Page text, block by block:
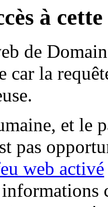
à
de
car la
et le
pas
web activé